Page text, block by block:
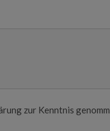
zur Kenntnis